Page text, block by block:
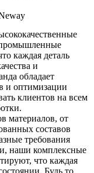
каждая деталь
и
обладает
и оптимизации
клиентов на всем
материалов, от
составов
требования
наши комплексные
что каждая